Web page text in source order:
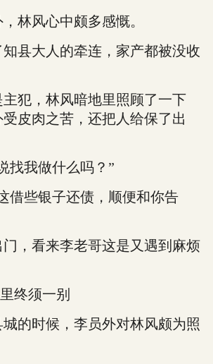
风心中颇多感慨。
大人的牵连，家产都被没收
，林风暗地里照顾了一下
皮肉之苦，还把人给保了出
我做什么吗？”
些银子还债，顺便和你告
看来李老哥这是又遇到麻烦
终须一别
时候，李员外对林风颇为照